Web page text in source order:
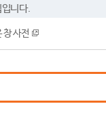
니다.
창 사전